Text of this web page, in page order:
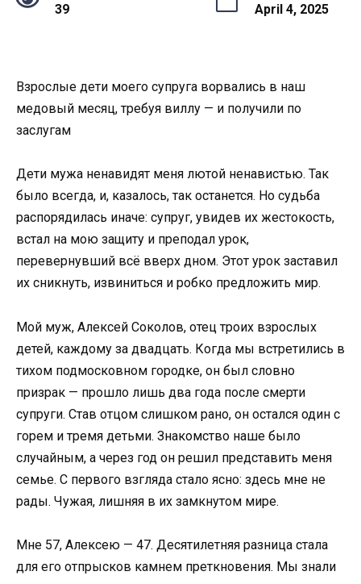
39 April 4, 2025
Взрослые дети моего супруга ворвались в наш
медовый месяц, требуя виллу — и получили по
заслугам
Дети мужа ненавидят меня лютой ненавистью. Так
было всегда, и, казалось, так останется. Но судьба
распорядилась иначе: супруг, увидев их жестокость,
встал на мою защиту и преподал урок,
перевернувший всё вверх дном. Этот урок заставил
их сникнуть, извиниться и робко предложить мир.
Мой муж, Алексей Соколов, отец троих взрослых
детей, каждому за двадцать. Когда мы встретились в
тихом подмосковном городке, он был словно
призрак — прошло лишь два года после смерти
супруги. Став отцом слишком рано, он остался один с
горем и тремя детьми. Знакомство наше было
случайным, а через год он решил представить меня
семье. С первого взгляда стало ясно: здесь мне не
рады. Чужая, лишняя в их замкнутом мире.
Мне 57, Алексею — 47. Десятилетняя разница стала
для его отпрысков камнем преткновения. Мы знали